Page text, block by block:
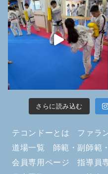
さらに読み込む
テコンドーとは ファラ
道場一覧
師範・副師範
会員専用ページ
指導員